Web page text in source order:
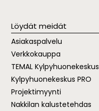
Löydät meidät
Asiakaspalvelu
Verkkokauppa
TEMALKylpyhuonekeskus
Kylpyhuonekeskus PRO
Projektimyynti
Nakkilan kalustetehdas